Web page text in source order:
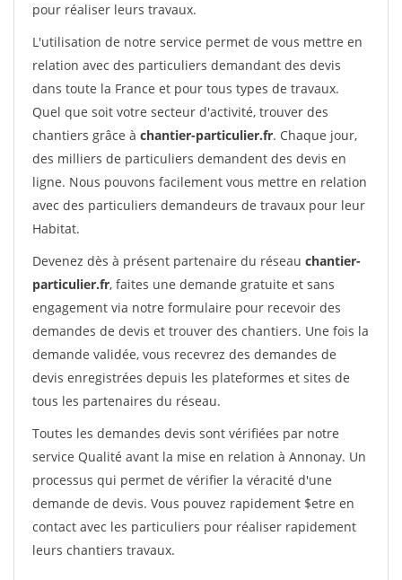
pour réaliser leurs travaux.
L'utilisation de notre service permet de vous mettre en
relation avec des particuliers demandant des devis
dans toute la France et pour tous types de travaux.
Quel que soit votre secteur d'activité, trouver des
chantiers grâce à chantier-particulier.fr. Chaque jour,
des milliers de particuliers demandent des devis en
ligne. Nous pouvons facilement vous mettre en relation
avec des particuliers demandeurs de travaux pour leur
Habitat.
Devenez dès à présent partenaire du réseau chantier-
particulier.fr, faites une demande gratuite et sans
engagement via notre formulaire pour recevoir des
demandes de devis et trouver des chantiers. Une fois la
demande validée, vous recevrez des demandes de
devis enregistrées depuis les plateformes et sites de
tous les partenaires du réseau.
Toutes les demandes devis sont vérifiées par notre
service Qualité avant la mise en relation à Annonay. Un
processus qui permet de vérifier la véracité d'une
demande de devis. Vous pouvez rapidement $etre en
contact avec les particuliers pour réaliser rapidement
leurs chantiers travaux.